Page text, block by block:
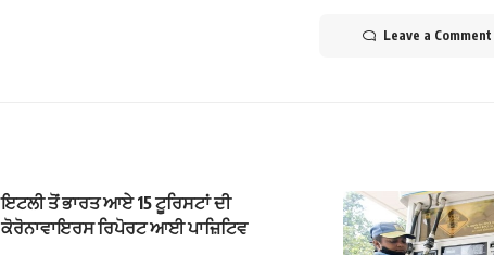
Leave a Comment
ਇਟਲੀ ਤੋਂ ਭਾਰਤ ਆਏ 15 ਟੂਰਿਸਟਾਂ ਦੀ
ਕੋਰੋਨਾਵਾਇਰਸ ਰਿਪੋਰਟ ਆਈ ਪਾਜ਼ਿਟਿਵ